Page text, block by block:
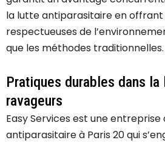
la lutte antiparasitaire en offrant
respectueuses de
que les méthodes traditionnelles.
Pratiques durables dans
ravageurs
Easy Services est une
antiparasitaire à Paris 20 qui